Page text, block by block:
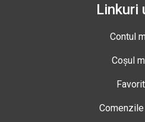
Linkuri
Contul
Coșul